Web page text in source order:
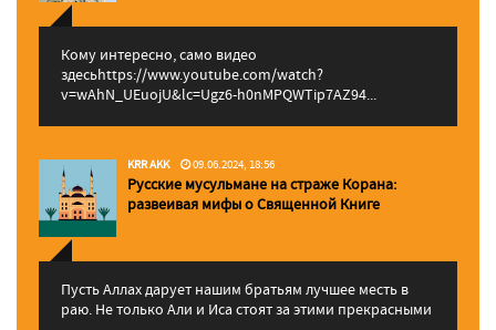
Кому интересно, само видео
здесьhttps://www.youtube.com/watch?
v=wAhN_UEuojU&lc=Ugz6-h0nMPQWTip7AZ94...
KRR AKK 09.06.2024, 18:56
Русские мусульмане на страже Корана:
pазвеивая мифы о Священной Книге
Пусть Аллах дарует нашим братьям лучшее месть в
раю. Не только Али и Иса стоят за этими прекрасными